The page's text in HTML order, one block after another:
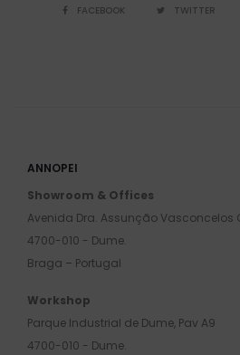
FACEBOOK TWITTER
ANNOPEI
Showroom & Offices
Avenida Dra. Assunção Vasconcelos
4700-010 - Dume.
Braga – Portugal
Workshop
Parque Industrial de Dume, Pav A9
4700-010 - Dume.